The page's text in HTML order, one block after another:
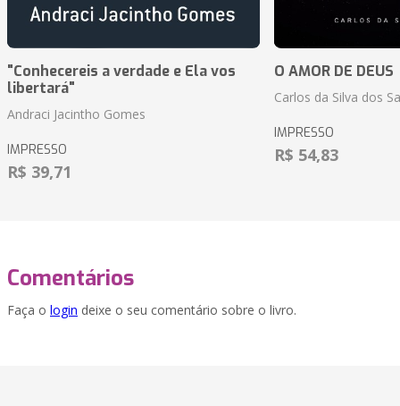
"Conhecereis a verdade e Ela vos
libertará"
Andraci Jacintho Gomes
IMPRESSO
R$ 39,71
O AMOR DE DEUS
Carlos da Silva dos
IMPRESSO
R$ 54,83
Comentários
Faça o login deixe o seu comentário sobre o livro.